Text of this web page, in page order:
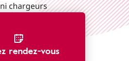
chargeurs
rendez-vous